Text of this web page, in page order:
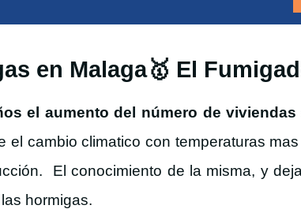
en Malaga🥇 El
el aumento del número de
el cambio climatico con temperaturas
El conocimiento de la misma, y
hormigas.